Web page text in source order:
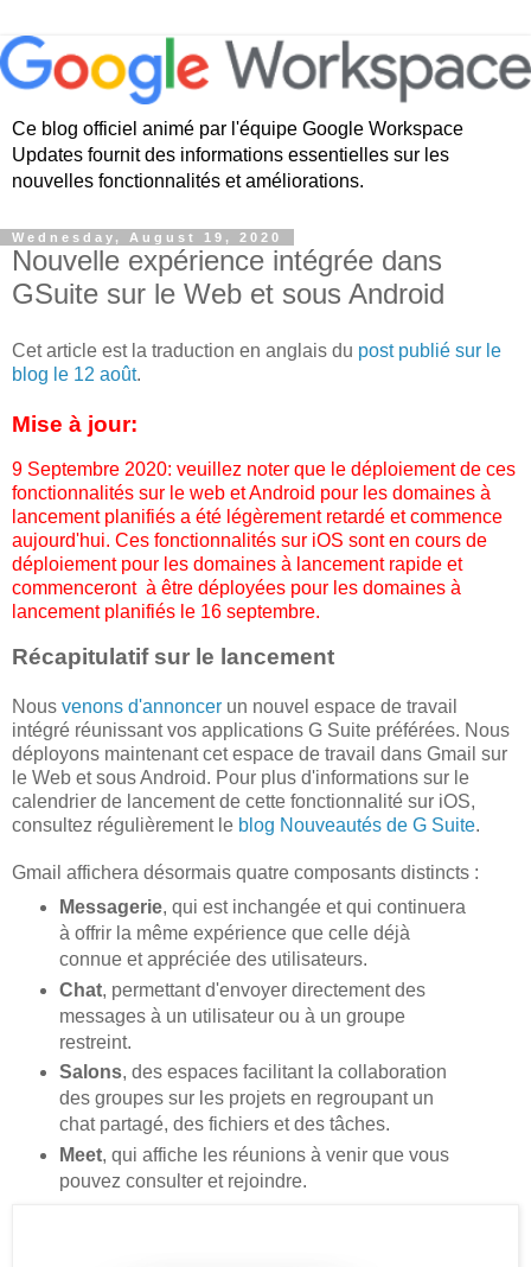
Ce blog officiel animé par l'équipe Google Workspace
Updates fournit des informations essentielles sur les
nouvelles fonctionnalités et améliorations.
Wednesday, August 19, 2020
Nouvelle expérience intégrée dans
GSuite sur le Web et sous Android
Cet article est la traduction en anglais du post publié sur le
blog le 12 août.
Mise à jour:
9 Septembre 2020: veuillez noter que le déploiement de ces
fonctionnalités sur le web et Android pour les domaines à
lancement planifiés a été légèrement retardé et commence
aujourd'hui. Ces fonctionnalités sur iOS sont en cours de
déploiement pour les domaines à lancement rapide et
commenceront à être déployées pour les domaines à
lancement planifiés le 16 septembre.
Récapitulatif sur le lancement
Nous venons d'annoncer un nouvel espace de travail
intégré réunissant vos applications G Suite préférées. Nous
déployons maintenant cet espace de travail dans Gmail sur
le Web et sous Android. Pour plus d'informations sur le
calendrier de lancement de cette fonctionnalité sur iOS,
consultez régulièrement le blog Nouveautés de G Suite.
Gmail affichera désormais quatre composants distincts :
Messagerie, qui est inchangée et qui continuera
à offrir la même expérience que celle déjà
connue et appréciée des utilisateurs.
Chat, permettant d'envoyer directement des
messages à un utilisateur ou à un groupe
restreint.
Salons, des espaces facilitant la collaboration
des groupes sur les projets en regroupant un
chat partagé, des fichiers et des tâches.
Meet, qui affiche les réunions à venir que vous
pouvez consulter et rejoindre.